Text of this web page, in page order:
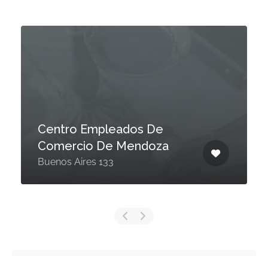
Centro Empleados De
Comercio De Mendoza
Buenos Aires 133